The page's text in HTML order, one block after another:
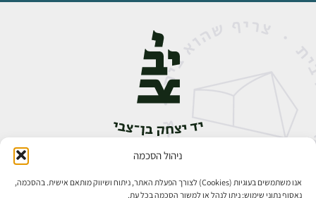
ניהול הסכמה
אנו משתמשים בעוגיות (Cookies) לצורך הפעלת האתר, ניתוח ושיווק מותאם אישית. בהסכמה,
נאסוף נתוני שימוש; ניתן לנהל או למשוך הסכמה בכל עת.
אבן גבירול 14, רחביה, ירושלים